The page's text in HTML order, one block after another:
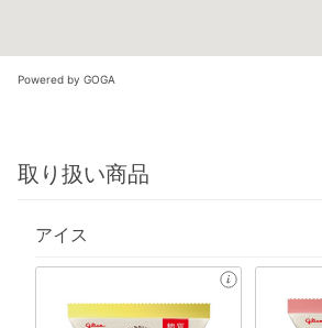
Powered by GOGA
取り扱い商品
アイス